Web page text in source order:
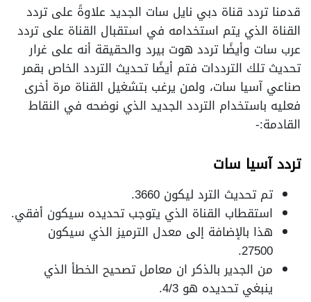
قدمنا تردد قناة دبي نايل سات الجديد علاوةً على تردد
القناة الذي يتم استخدامه في استقبال القناة على تردد
عرب سات وأيضًا تردد هوت بيرد والحقيقة أنه على غرار
تحديث تلك الترددات فتم أيضًا تحديث التردد الخاص بقمر
صناعي آسيا سات، ولمن يرغب بتشغيل القناة مرة أخرى
فعليه باستخدام التردد الجديد الذي نوضحه في النقاط
القادمة:-
تردد آسيا سات
تم تحديث الترد ليكون 3660.
استقطاب القناة الذي يتوجب تحديده سيكون أفقي.
هذا بالإضافة إلى معدل الترميز الذي سيكون
27500.
من الجدير بالذكر ان معامل تصحيح الخطأ الذي
ينبغي تحديده هو 4/3.